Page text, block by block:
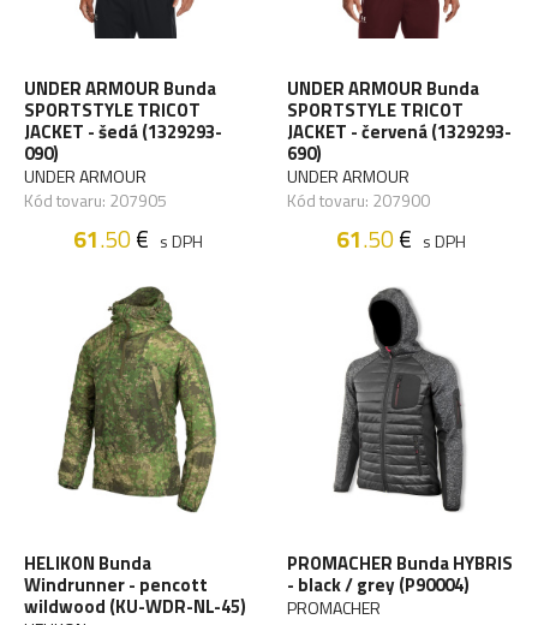
UNDER ARMOUR Bunda
SPORTSTYLE TRICOT
JACKET - šedá (1329293-
090)
UNDER ARMOUR
Kód tovaru: 207905
61.50€ s DPH
UNDER ARMOUR Bunda
SPORTSTYLE TRICOT
JACKET - červená (1329293-
690)
UNDER ARMOUR
Kód tovaru: 207900
61.50€ s DPH
HELIKON Bunda
Windrunner - pencott
wildwood (KU-WDR-NL-45)
PROMACHER Bunda HYBRIS
- black / grey (P90004)
PROMACHER